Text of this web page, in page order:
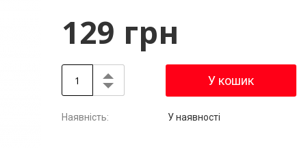
129 грн
У кошик
У наявності